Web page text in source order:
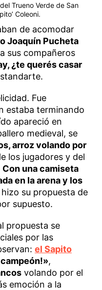
Trueno Verde de San
Coleoni.
de acomodar
Joaquín Pucheta
sus compañeros
¿te querés casar
Fue
estaba terminando
apareció en
medieval, se
arroz volando por
los jugadores y del
Con una camiseta
en la arena y los
hizo su propuesta de
supuesto.
propuesta se
por las
el Sapito
campeón!»,
volando por el
emoción a la